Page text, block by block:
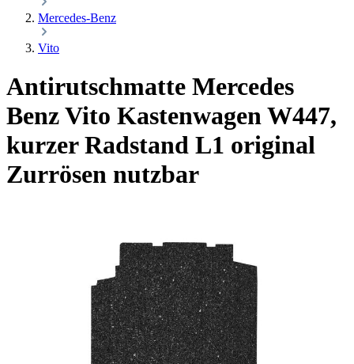
Mercedes-Benz
Vito
Antirutschmatte Mercedes
Benz Vito Kastenwagen W447,
kurzer Radstand L1 original
Zurrösen nutzbar